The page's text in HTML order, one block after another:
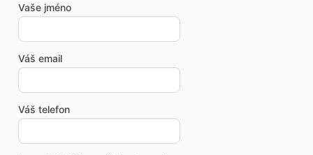
Vaše jméno
Váš email
Váš telefon